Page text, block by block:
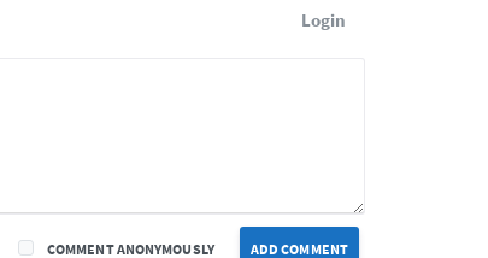
Login
ADD COMMENT
COMMENT ANONYMOUSLY